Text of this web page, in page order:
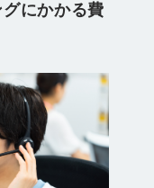
にかかる費